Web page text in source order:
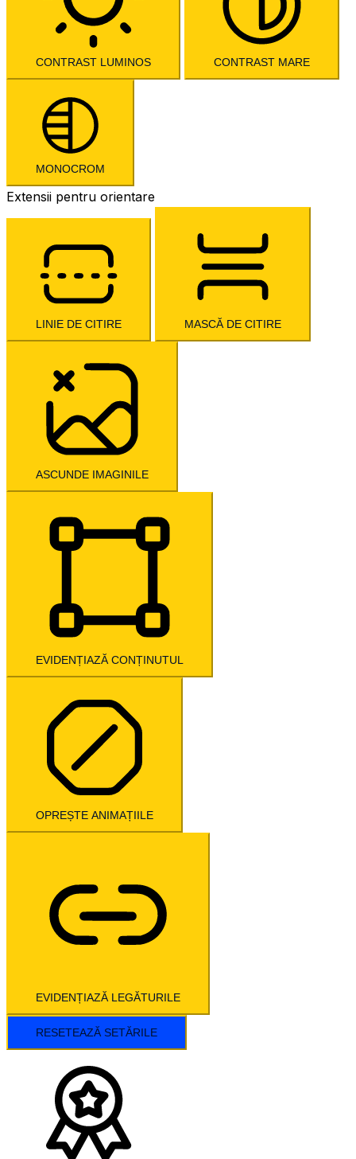
CONTRAST LUMINOS CONTRAST MARE
MONOCROM
Extensii pentru orientare
LINIE DE CITIRE MASCĂ DE CITIRE
ASCUNDE IMAGINILE
EVIDENȚIAZĂ CONȚINUTUL
OPREȘTE ANIMAȚIILE
EVIDENȚIAZĂ LEGĂTURILE
RESETEAZĂ SETĂRILE